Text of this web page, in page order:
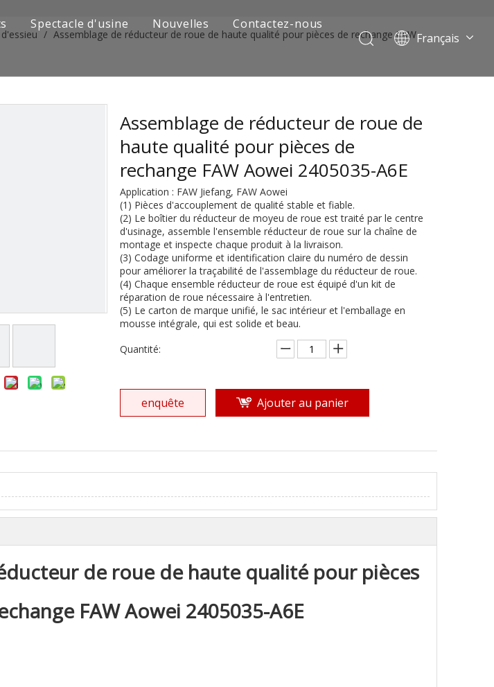
SAIC-lveco Hongyan
camions européens et japonais
rechange de machines d'ingénierie de camion minier
Spectacle d'usine Nouvelles
Contactez-nous
Français
Pусский
Español
/ Assemblage de réducteur de roue de haute qualité pour pièces de rechange FAW
Assemblage de réducteur de roue de
haute qualité pour pièces de
rechange FAW Aowei 2405035-A6E
Application : FAW Jiefang, FAW Aowei
(1) Pièces d'accouplement de qualité stable et fiable.
(2) Le boîtier du réducteur de moyeu de roue est traité par le centre
d'usinage, assemble l'ensemble réducteur de roue sur la chaîne de
montage et inspecte chaque produit à la livraison.
(3) Codage uniforme et identification claire du numéro de dessin
pour améliorer la traçabilité de l'assemblage du réducteur de roue.
(4) Chaque ensemble réducteur de roue est équipé d'un kit de
réparation de roue nécessaire à l'entretien.
(5) Le carton de marque unifié, le sac intérieur et l'emballage en
mousse intégrale, qui est solide et beau.
Quantité:
enquête Ajouter au panier
de roue de haute qualité pour pièces
FAW Aowei 2405035-A6E